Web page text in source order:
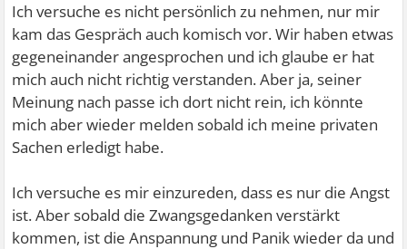
Ich versuche es nicht persönlich zu nehmen, nur mir
kam das Gespräch auch komisch vor. Wir haben etwas
gegeneinander angesprochen und ich glaube er hat
mich auch nicht richtig verstanden. Aber ja, seiner
Meinung nach passe ich dort nicht rein, ich könnte
mich aber wieder melden sobald ich meine privaten
Sachen erledigt habe.
Ich versuche es mir einzureden, dass es nur die Angst
ist. Aber sobald die Zwangsgedanken verstärkt
kommen, ist die Anspannung und Panik wieder da und